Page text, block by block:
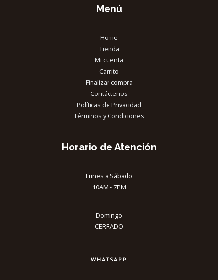
Menú
Home
Tienda
Mi cuenta
Carrito
Finalizar compra
Contáctenos
Políticas de Privacidad
Términos y Condiciones
Horario de Atención
Lunes a Sábado
10AM - 7PM
Domingo
CERRADO
WHATSAPP